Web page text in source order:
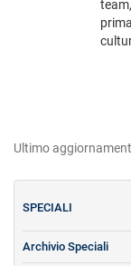
Ultimo
SPECIALI
Archivio Speciali